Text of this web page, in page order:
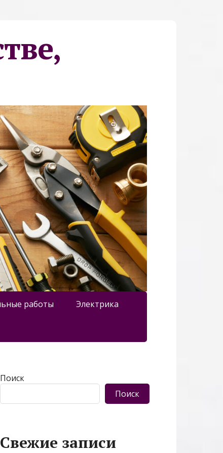
работы Электрика
Поиск
Поиск
Свежие записи